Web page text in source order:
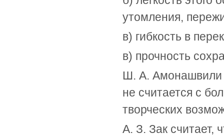
утомления,
в) гибкость в
в) прочность
Ш. А. Амонашвили
не считается с
творческих
А. З. Зак считает,